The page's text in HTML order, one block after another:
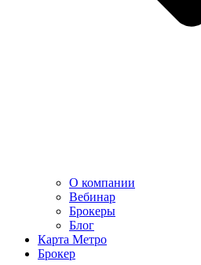
О компании
Вебинар
Брокеры
Блог
Карта Метро
Брокер